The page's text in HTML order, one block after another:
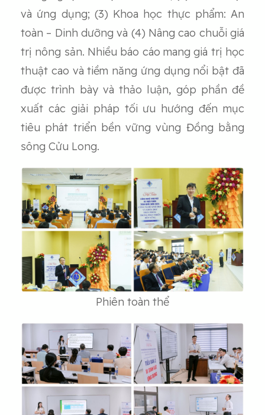
và ứng dụng; (3) Khoa học thực phẩm: An
toàn – Dinh dưỡng và (4) Nâng cao chuỗi giá
trị nông sản. Nhiều báo cáo mang giá trị học
thuật cao và tiềm năng ứng dụng nổi bật đã
được trình bày và thảo luận, góp phần đề
xuất các giải pháp tối ưu hướng đến mục
tiêu phát triển bền vững vùng Đồng bằng
sông Cửu Long.
Phiên toàn thể